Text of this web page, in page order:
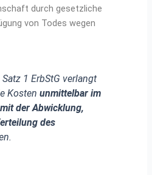
durch gesetzliche
von Todes wegen
1 ErbStG verlangt
Kosten unmittelbar im
der Abwicklung,
des